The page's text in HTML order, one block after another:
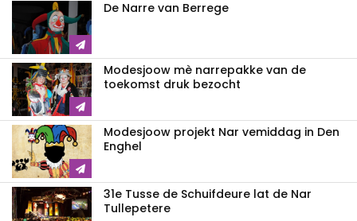
De Narre van Berrege
Modesjoow mè narrepakke van de
toekomst druk bezocht
Modesjoow projekt Nar vemiddag in Den
Enghel
31e Tusse de Schuifdeure lat de Nar
Tullepetere